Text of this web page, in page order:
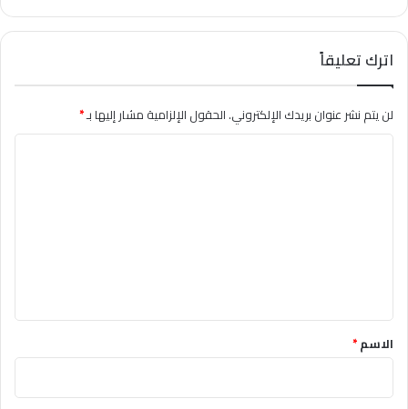
اترك تعليقاً
لن يتم نشر عنوان بريدك الإلكتروني.الحقول الإلزامية مشار إليها بـ*
*الاسم*